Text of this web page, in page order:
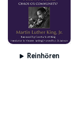
Reinhören